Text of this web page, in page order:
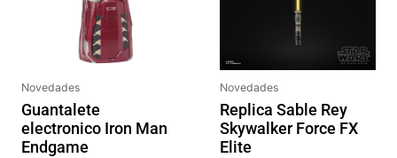
Novedades
Guantalete
electronico Iron Man
Endgame
Novedades
Replica Sable Rey
Skywalker Force FX
Elite